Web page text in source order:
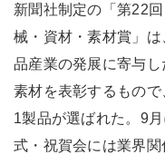
新聞社制定の「第22
械・資材・素材賞」は
品産業の発展に寄与し
素材を表彰するもの
1製品が選ばれた。9
式・祝賀会には業界